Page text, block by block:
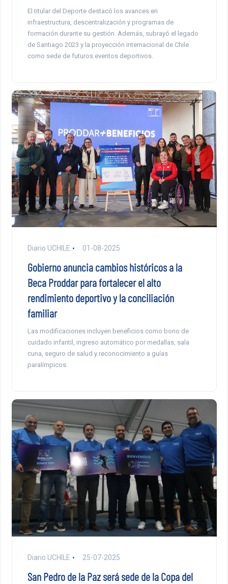
El titular del Deporte destacó los avances en
infraestructura, descentralización y programas de
formación durante su gestión. Además, subrayó el legado
de Santiago 2023 y la proyección internacional de Chile
como sede de futuros eventos deportivos.
Diario UCHILE 01-08-2025
Gobierno anuncia cambios históricos a la
Beca Proddar para fortalecer el alto
rendimiento deportivo y la conciliación
familiar
Las modificaciones incluyen beneficios como bono de
cuidado infantil, ingreso automático por medallas, sala
cuna, seguro de salud y reconocimiento a guías
paralímpicos.
Diario UCHILE 25-07-2025
San Pedro de la Paz será sede de la Copa del